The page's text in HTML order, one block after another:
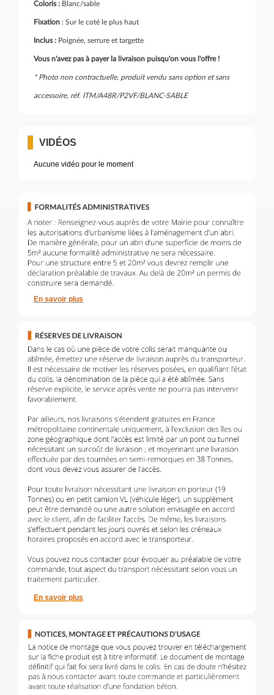
Coloris : Blanc/sable
Fixation : Sur le coté le plus haut
Inclus : Poignée, serrure et targette
Vous n'avez pas à payer la livraison puisqu'on vous l'offre !
* Photo non contractuelle, produit vendu sans option et sans
accessoire, réf. ITM/A48R/P2VF/BLANC-SABLE
VIDÉOS
Aucune vidéo pour le moment
En savoir plus
En savoir plus